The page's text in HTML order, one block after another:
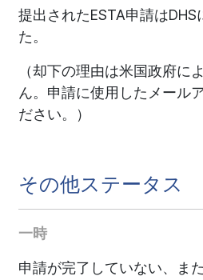
提出されたESTA申請は
た。
（却下の理由は米国政府に
ん。申請に使用したメール
ださい。）
その他ステータス
一時
申請が完了していない、ま